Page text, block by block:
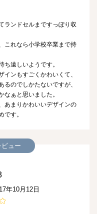
ランドセルまですっぽり収
これなら小学校卒業まで持
遠しいようです。
ンもすごくかわいくて、
のでしかたないですが、
なぁと思いました。
あまりかわいいデザインの
です。
ュー
年10月12日